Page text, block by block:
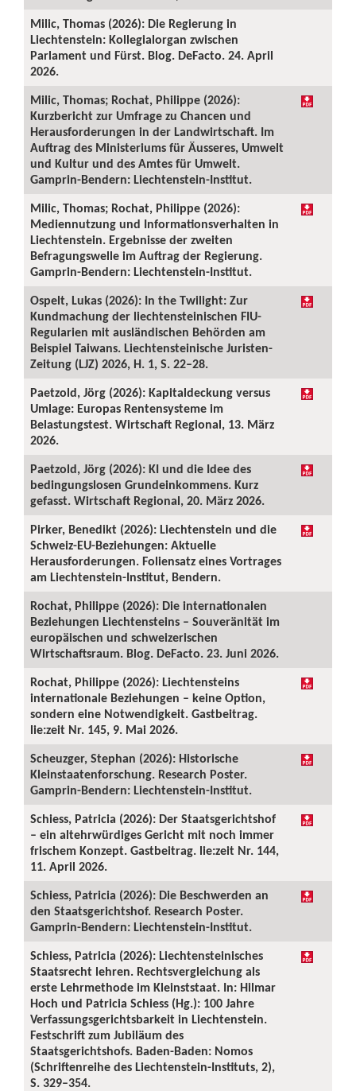
Milic, Thomas (2026): Die Regierung in
Liechtenstein: Kollegialorgan zwischen
Parlament und Fürst. Blog. DeFacto. 24. April
2026.
Milic, Thomas; Rochat, Philippe (2026):
Kurzbericht zur Umfrage zu Chancen und
Herausforderungen in der Landwirtschaft. Im
Auftrag des Ministeriums für Äusseres, Umwelt
und Kultur und des Amtes für Umwelt.
Gamprin-Bendern: Liechtenstein-Institut.
Milic, Thomas; Rochat, Philippe (2026):
Mediennutzung und Informationsverhalten in
Liechtenstein. Ergebnisse der zweiten
Befragungswelle im Auftrag der Regierung.
Gamprin-Bendern: Liechtenstein-Institut.
Ospelt, Lukas (2026): In the Twilight: Zur
Kundmachung der liechtensteinischen FIU-
Regularien mit ausländischen Behörden am
Beispiel Taiwans. Liechtensteinische Juristen-
Zeitung (LJZ) 2026, H. 1, S. 22–28.
Paetzold, Jörg (2026): Kapitaldeckung versus
Umlage: Europas Rentensysteme im
Belastungstest. Wirtschaft Regional, 13. März
2026.
Paetzold, Jörg (2026): KI und die Idee des
bedingungslosen Grundeinkommens. Kurz
gefasst. Wirtschaft Regional, 20. März 2026.
Pirker, Benedikt (2026): Liechtenstein und die
Schweiz-EU-Beziehungen: Aktuelle
Herausforderungen. Foliensatz eines Vortrages
am Liechtenstein-Institut, Bendern.
Rochat, Philippe (2026): Die internationalen
Beziehungen Liechtensteins – Souveränität im
europäischen und schweizerischen
Wirtschaftsraum. Blog. DeFacto. 23. Juni 2026.
Rochat, Philippe (2026): Liechtensteins
internationale Beziehungen – keine Option,
sondern eine Notwendigkeit. Gastbeitrag.
lie:zeit Nr. 145, 9. Mai 2026.
Scheuzger, Stephan (2026): Historische
Kleinstaatenforschung. Research Poster.
Gamprin-Bendern: Liechtenstein-Institut.
Schiess, Patricia (2026): Der Staatsgerichtshof
– ein altehrwürdiges Gericht mit noch immer
frischem Konzept. Gastbeitrag. lie:zeit Nr. 144,
11. April 2026.
Schiess, Patricia (2026): Die Beschwerden an
den Staatsgerichtshof. Research Poster.
Gamprin-Bendern: Liechtenstein-Institut.
Schiess, Patricia (2026): Liechtensteinisches
Staatsrecht lehren. Rechtsvergleichung als
erste Lehrmethode im Kleinststaat. In: Hilmar
Hoch und Patricia Schiess (Hg.): 100 Jahre
Verfassungsgerichtsbarkeit in Liechtenstein.
Festschrift zum Jubiläum des
Staatsgerichtshofs. Baden-Baden: Nomos
(Schriftenreihe des Liechtenstein-Instituts, 2),
S. 329–354.